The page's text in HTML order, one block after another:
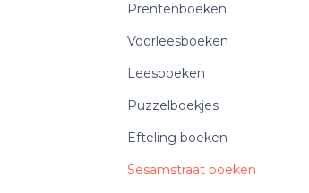
Prentenboeken
Voorleesboeken
Leesboeken
Puzzelboekjes
Efteling boeken
Sesamstraat boeken